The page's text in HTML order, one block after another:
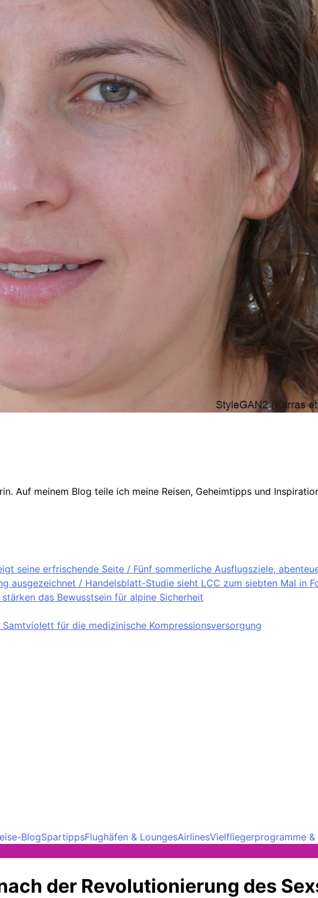
Auf meinem Blog teile ich meine Reisen, Geheimtipps und
seine erfrischende Seite / Fünf sommerliche Ausflugsziele,
ausgezeichnet / Handelsblatt-Studie sieht LCC zum siebten Mal in
das Bewusstsein für alpine Sicherheit
für die medizinische Kompressionsversorgung
BlogSpartippsFlughäfen & LoungesAirlinesVielfliegerprogramme &
der Revolutionierung des